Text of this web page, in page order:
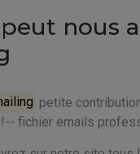
nous
petite
!-- fichier emails